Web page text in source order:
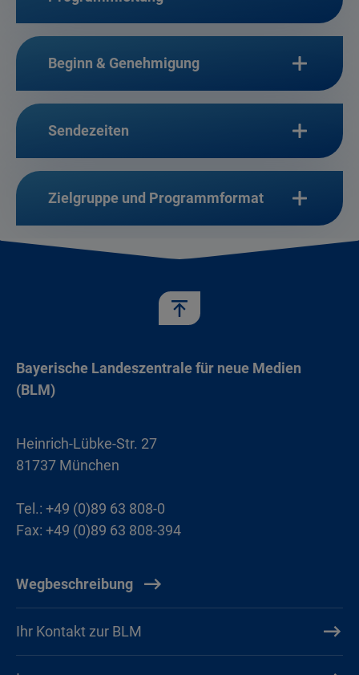
Beginn & Genehmigung
Sendezeiten
Zielgruppe und Programmformat
Bayerische Landeszentrale für neue Medien
(BLM)
Heinrich-Lübke-Str. 27
81737 München
Tel.: +49 (0)89 63 808-0
Fax: +49 (0)89 63 808-394
Wegbeschreibung
Ihr Kontakt zur BLM